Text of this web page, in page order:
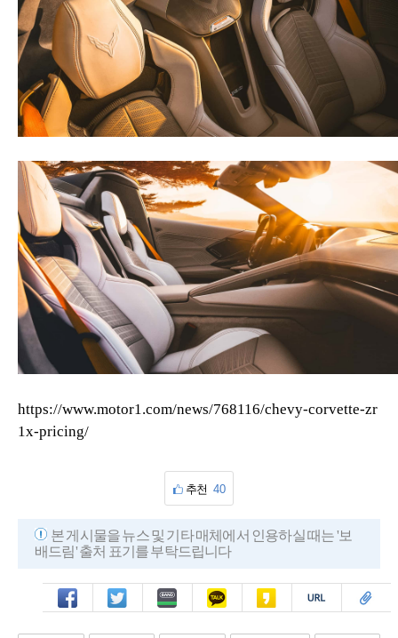
https://www.motor1.com/news/768116/chevy-corvette-zr
1x-pricing/
추천 40
본 게시물을 뉴스 및 기타 매체에서 인용하실 때는 '보
배드림' 출처 표기를 부탁드립니다
페북 트윗 밴드 카톡 카스 복사 스크랩